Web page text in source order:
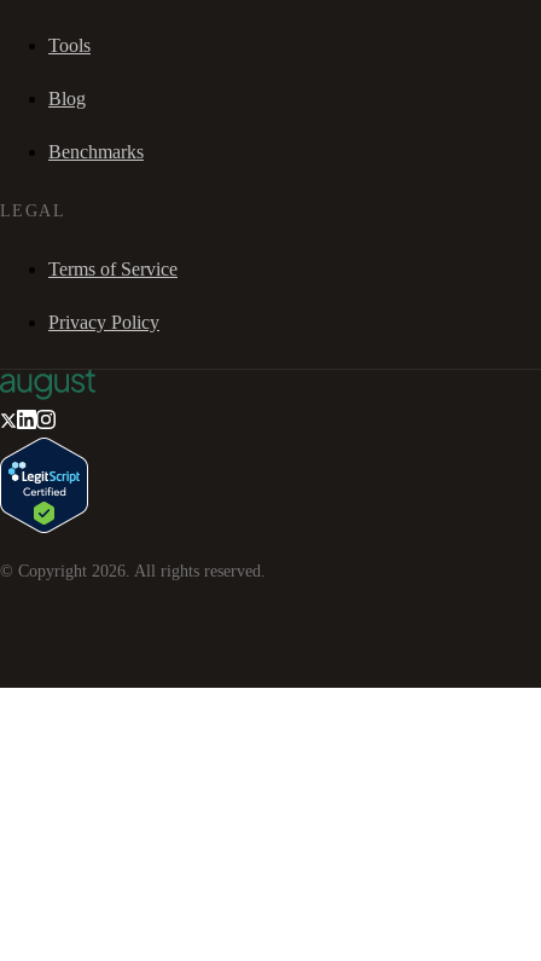
Tools
Blog
Benchmarks
LEGAL
Terms of Service
Privacy Policy
© Copyright 2026 . All rights reserved.